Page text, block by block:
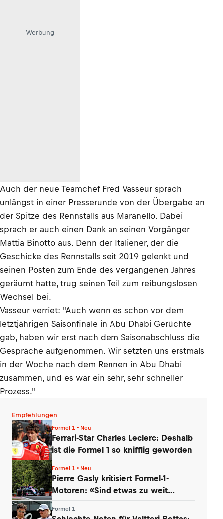
Werbung
Auch der neue Teamchef Fred Vasseur sprach
unlängst in einer Presserunde von der Übergabe an
der Spitze des Rennstalls aus Maranello. Dabei
sprach er auch einen Dank an seinen Vorgänger
Mattia Binotto aus. Denn der Italiener, der die
Geschicke des Rennstalls seit 2019 gelenkt und
seinen Posten zum Ende des vergangenen Jahres
geräumt hatte, trug seinen Teil zum reibungslosen
Wechsel bei.
Vasseur verriet: "Auch wenn es schon vor dem
letztjährigen Saisonfinale in Abu Dhabi Gerüchte
gab, haben wir erst nach dem Saisonabschluss die
Gespräche aufgenommen. Wir setzten uns erstmals
in der Woche nach dem Rennen in Abu Dhabi
zusammen, und es war ein sehr, sehr schneller
Prozess."
Empfehlungen
Formel 1 • Neu
Ferrari-Star Charles Leclerc: Deshalb
ist die Formel 1 so knifflig geworden
Formel 1 • Neu
Pierre Gasly kritisiert Formel-1-
Motoren: «Sind etwas zu weit
Formel 1